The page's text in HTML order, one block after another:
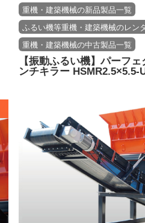
重機・建築機械の新品製品一覧
ふるい機等重機・建築機械のレン
重機・建築機械の中古製品一覧
【振動ふるい機】パーフ
ンチキラー HSMR2.5×5.5-